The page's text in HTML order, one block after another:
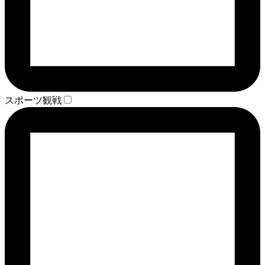
スポーツ観戦